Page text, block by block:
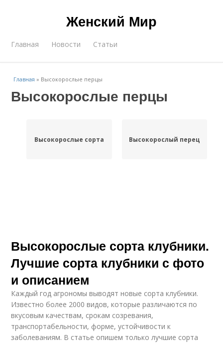
Женский Мир
Главная Новости Статьи
Главная » Высокорослые перцы
Высокорослые перцы
Высокорослые сорта Высокорослый перец
Высокорослые сорта клубники.
Лучшие сорта клубники с фото
и описанием
Каждый год агрономы выводят новые сорта клубники.
Известно более 2000 видов, которые различаются по
вкусовым качествам, срокам созревания,
транспортабельности, форме, устойчивости к
заболеваниям. В статье опишем только лучшие сорта